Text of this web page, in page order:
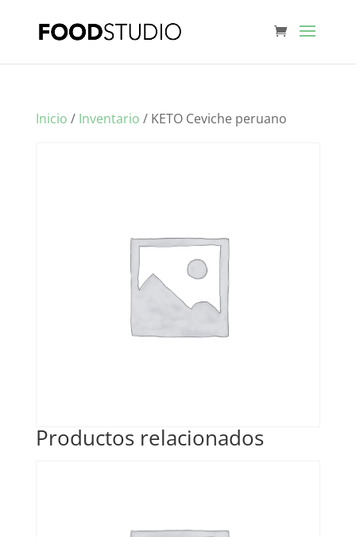
Inicio / Inventario / KETO Ceviche peruano
Productos relacionados